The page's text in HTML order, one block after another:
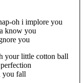
oh i implore you
know you
you
your little cotton ball
you fall